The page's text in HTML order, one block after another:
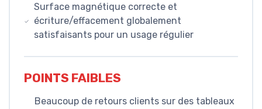
Surface magnétique correcte et
écriture/effacement globalement
satisfaisants pour un usage régulier
POINTS FAIBLES
Beaucoup de retours clients sur des tableaux